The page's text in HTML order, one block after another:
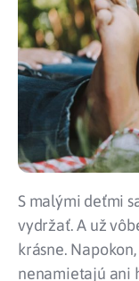
S malými deťmi
vydržať. A už
krásne.
nenamietajú ani